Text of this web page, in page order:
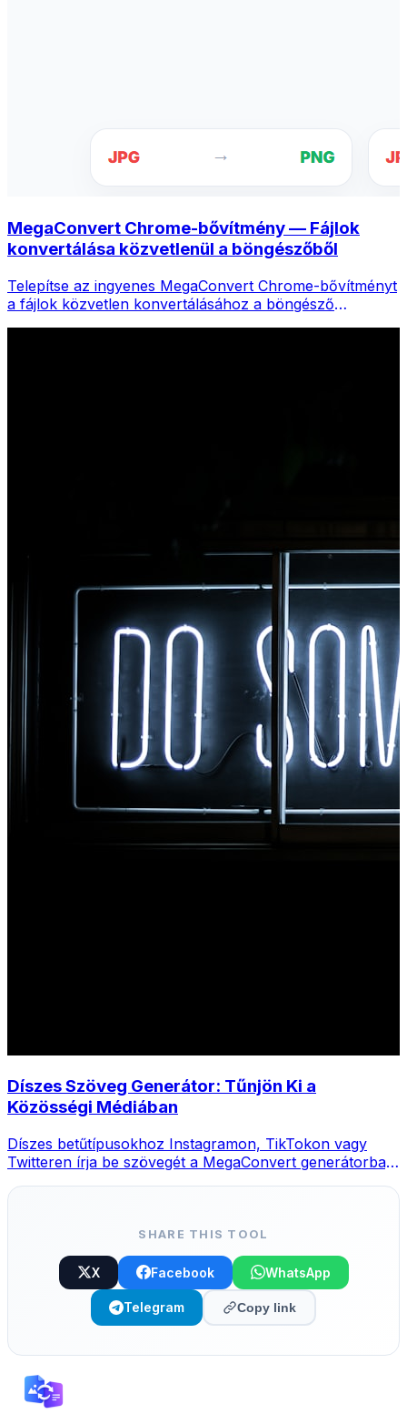
MegaConvert Chrome-bővítmény — Fájlok
konvertálása közvetlenül a böngészőből
Telepítse az ingyenes MegaConvert Chrome-bővítményt
a fájlok közvetlen konvertálásához a böngésző
Díszes Szöveg Generátor: Tűnjön Ki a
Közösségi Médiában
Díszes betűtípusokhoz Instagramon, TikTokon vagy
Twitteren írja be szövegét a MegaConvert generátorba,
SHARE THIS TOOL
X Facebook WhatsApp
Telegram Copy link